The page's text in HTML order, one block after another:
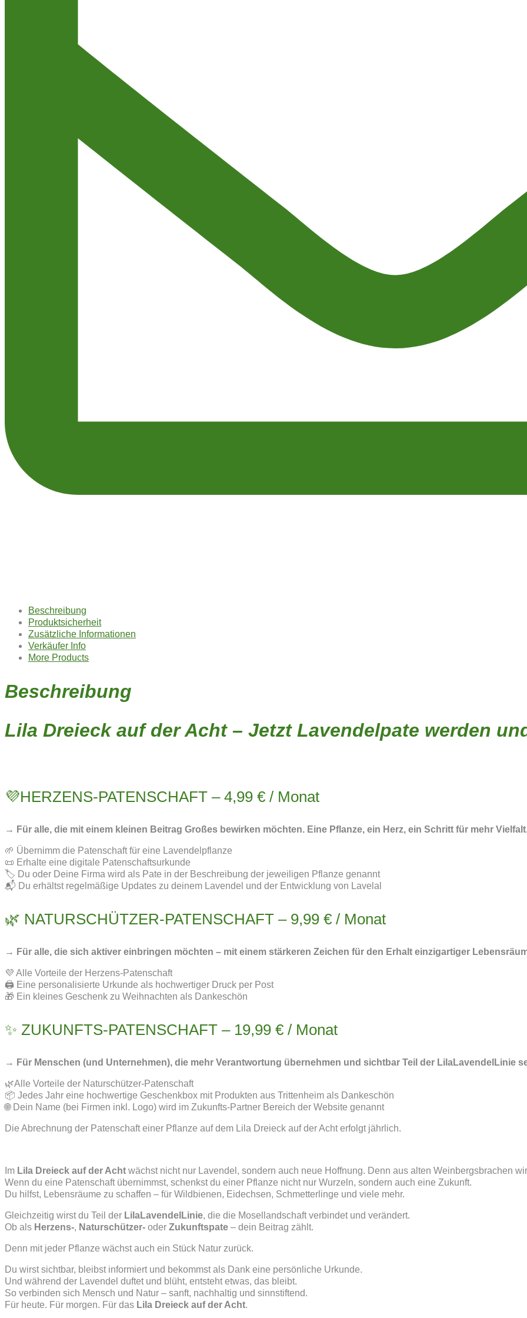
Beschreibung
Produktsicherheit
Zusätzliche Informationen
Verkäufer Info
More Products
Beschreibung
Lila Dreieck auf der Acht – Jetzt Lavendelpate werden
💜HERZENS-PATENSCHAFT – 4,99 € / Monat
→ Für alle, die mit einem kleinen Beitrag Großes bewirken möchten. Eine Pflanze, ein Herz, ein Schritt für mehr
🌱 Übernimm die Patenschaft für eine Lavendelpflanze
📜 Erhalte eine digitale Patenschaftsurkunde
🏷️ Du oder Deine Firma wird als Pate in der Beschreibung der jeweiligen Pflanze genannt
📬 Du erhältst regelmäßige Updates zu deinem Lavendel und der Entwicklung von Lavelal
🌿 NATURSCHÜTZER-PATENSCHAFT – 9,99 € / Monat
→ Für alle, die sich aktiver einbringen möchten – mit einem stärkeren Zeichen für den Erhalt einzigartiger
💜 Alle Vorteile der Herzens-Patenschaft
🖨️ Eine personalisierte Urkunde als hochwertiger Druck per Post
🎁 Ein kleines Geschenk zu Weihnachten als Dankeschön
✨ ZUKUNFTS-PATENSCHAFT – 19,99 € / Monat
→ Für Menschen (und Unternehmen), die mehr Verantwortung übernehmen und sichtbar Teil der LilaLavendelLinie
🌿Alle Vorteile der Naturschützer-Patenschaft
📦 Jedes Jahr eine hochwertige Geschenkbox mit Produkten aus Trittenheim als Dankeschön
🌐 Dein Name (bei Firmen inkl. Logo) wird im Zukunfts-Partner Bereich der Website genannt
Die Abrechnung der Patenschaft einer Pflanze auf dem Lila Dreieck auf der Acht erfolgt jährlich.
Im Lila Dreieck auf der Acht wächst nicht nur Lavendel, sondern auch neue Hoffnung. Denn aus alten Weinbergsbrachen
Wenn du eine Patenschaft übernimmst, schenkst du einer Pflanze nicht nur Wurzeln, sondern auch eine Zukunft.
Du hilfst, Lebensräume zu schaffen – für Wildbienen, Eidechsen, Schmetterlinge und viele mehr.
Gleichzeitig wirst du Teil der LilaLavendelLinie, die die Mosellandschaft verbindet und verändert.
Ob als Herzens-, Naturschützer- oder Zukunftspate – dein Beitrag zählt.
Denn mit jeder Pflanze wächst auch ein Stück Natur zurück.
Du wirst sichtbar, bleibst informiert und bekommst als Dank eine persönliche Urkunde.
Und während der Lavendel duftet und blüht, entsteht etwas, das bleibt.
So verbinden sich Mensch und Natur – sanft, nachhaltig und sinnstiftend.
Für heute. Für morgen. Für das Lila Dreieck auf der Acht.